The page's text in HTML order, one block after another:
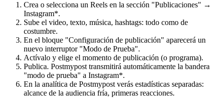
Crea o selecciona un Reels en la sección "Publicaciones" →
Instagram*.
Sube el video, texto, música, hashtags: todo como de
costumbre.
En el bloque "Configuración de publicación" aparecerá un
nuevo interruptor "Modo de Prueba".
Actívalo y elige el momento de publicación (o programa).
Publica. Postmypost transmitirá automáticamente la bandera
"modo de prueba" a Instagram*.
En la analítica de Postmypost verás estadísticas separadas:
alcance de la audiencia fría, primeras reacciones.